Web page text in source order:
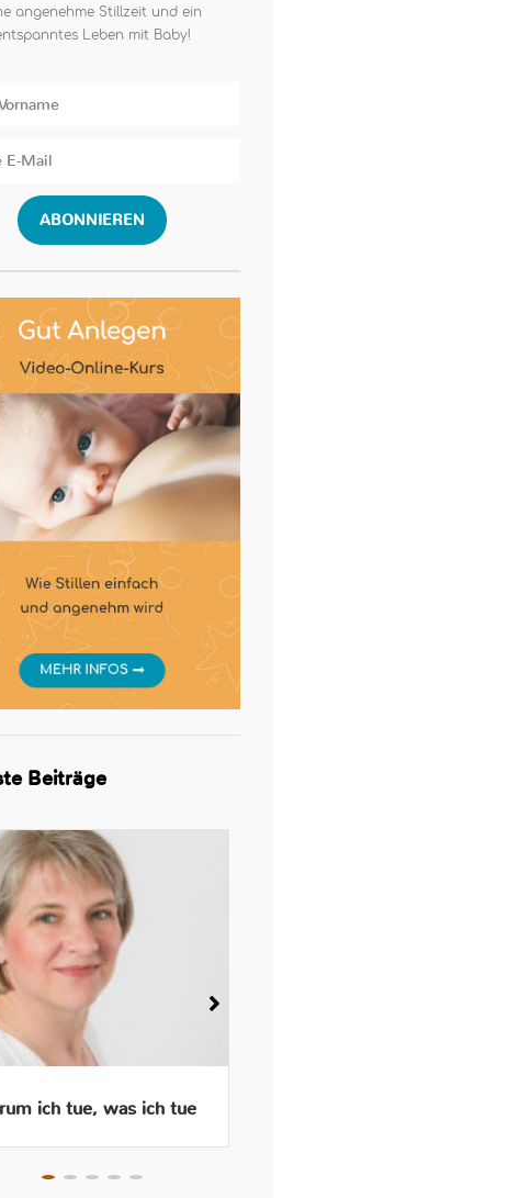
angenehme Stillzeit und ein
Leben mit Baby!
ABONNIEREN
Beiträge
ich tue, was ich tue